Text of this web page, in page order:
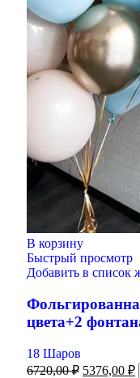
В корзину
Быстрый просмотр
Добавить в список
цвета+2
18 Шаров
6720,00₽ 5376,00 ₽